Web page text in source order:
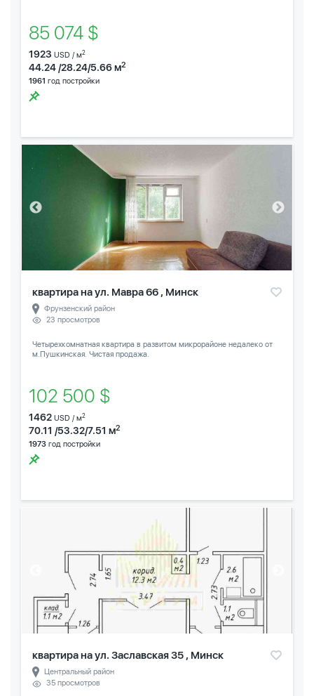
85 074 $
1923 USD / м2
44.24 /28.24/5.66 м2
1961 год постройки
квартира на ул. Мавра 66 , Минск
Фрунзенский район
23 просмотров
Четырехкомнатная квартира в развитом микрорайоне недалеко от
м.Пушкинская. Чистая продажа.
102 500 $
1462 USD / м2
70.11 /53.32/7.51 м2
1973 год постройки
квартира на ул. Заславская 35 , Минск
Центральный район
35 просмотров